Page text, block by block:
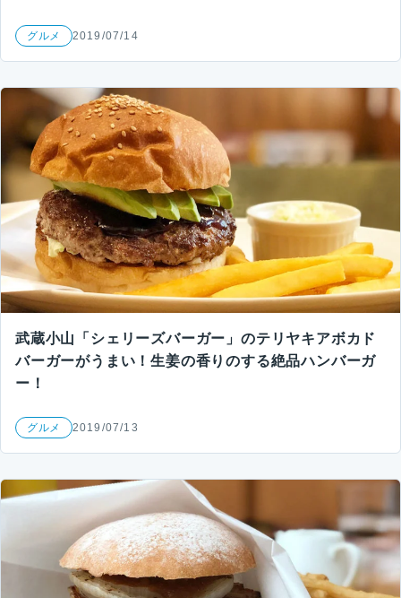
グルメ 2019/07/14
武蔵小山「シェリーズバーガー」のテリヤキアボカド
バーガーがうまい！生姜の香りのする絶品ハンバーガ
ー！
グルメ 2019/07/13